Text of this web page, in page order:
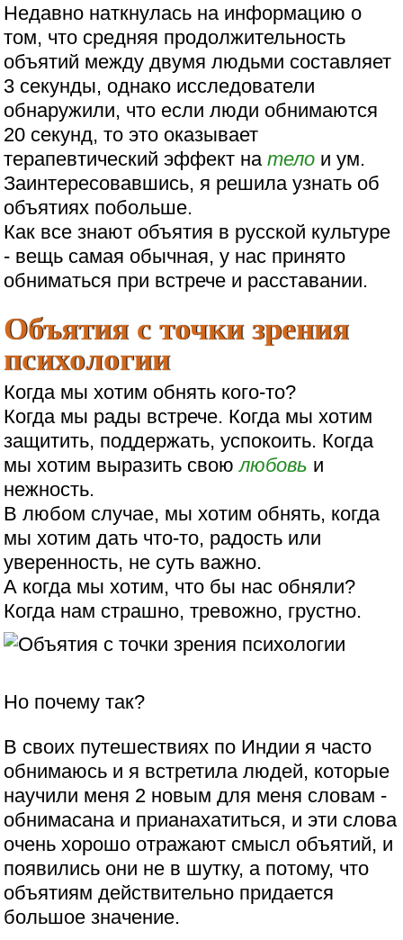
Недавно наткнулась на информацию о
том, что средняя продолжительность
объятий между двумя людьми составляет
3 секунды, однако исследователи
обнаружили, что если люди обнимаются
20 секунд, то это оказывает
терапевтический эффект натело и ум.
Заинтересовавшись, я решила узнать об
объятиях побольше.
Как все знают объятия в русской культуре
- вещь самая обычная, у нас принято
обниматься при встрече и расставании.
Объятия с точки зрения
психологии
Когда мы хотим обнять кого-то?
Когда мы рады встрече. Когда мы хотим
защитить, поддержать, успокоить. Когда
мы хотим выразить своюлюбовь и
нежность.
В любом случае, мы хотим обнять, когда
мы хотим дать что-то, радость или
уверенность, не суть важно.
А когда мы хотим, что бы нас обняли?
Когда нам страшно, тревожно, грустно.
Но почему так?
В своих путешествиях по Индии я часто
обнимаюсь и я встретила людей, которые
научили меня 2 новым для меня словам -
обнимасана и прианахатиться, и эти слова
очень хорошо отражают смысл объятий, и
появились они не в шутку, а потому, что
объятиям действительно придается
большое значение.